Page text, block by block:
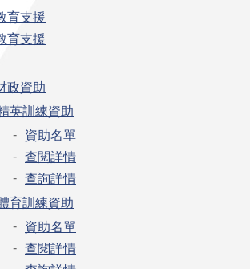
育支援
育支援
政資助
英訓練資助
資助名單
查閱詳情
查詢詳情
育訓練資助
資助名單
查閱詳情